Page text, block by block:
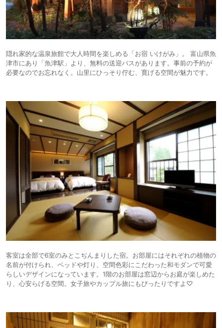
隠れ家的な温泉旅館で大人時間を楽しめる「お宿 いけがみ」。 富山県魚
津市にあり「魚津駅」より、無料の送迎バスがあります。事前の予約が
必要なのでお忘れなく。山里にひっそり佇む、寛げる空間が魅力です。
客室は全部で6室のみとこぢんまりした宿。お部屋にはそれぞれの植物の
名前が付けられ、ベッドや灯り、空間色彩にこだわった和モダンで可愛
らしいデザインになっています。1階のお部屋は窓辺からお庭が楽しめた
り、心安らげる空間。女子旅やカップル旅にもぴったりですよ♡